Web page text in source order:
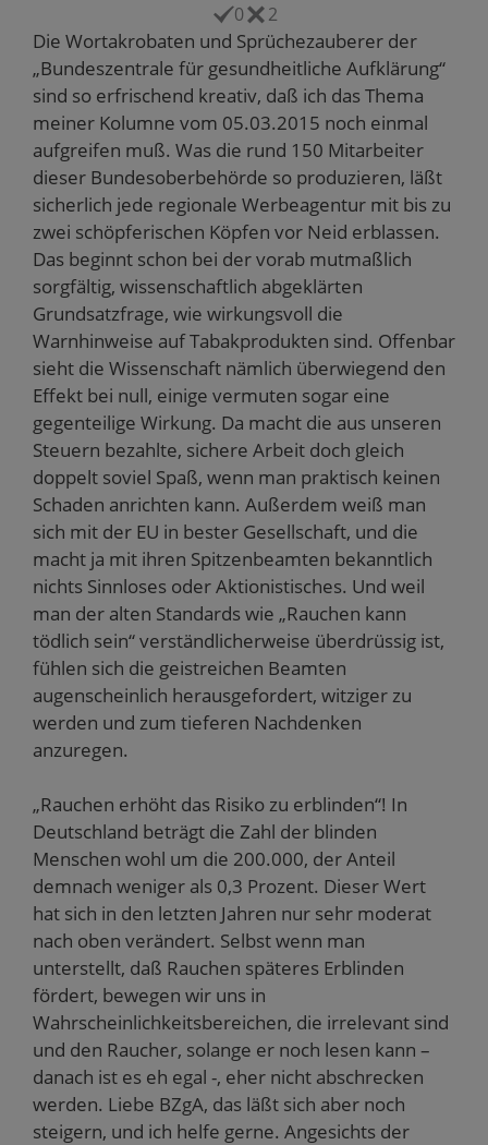
0 2
Die Wortakrobaten und Sprüchezauberer der
„Bundeszentrale für gesundheitliche Aufklärung“
sind so erfrischend kreativ, daß ich das Thema
meiner Kolumne vom 05.03.2015 noch einmal
aufgreifen muß. Was die rund 150 Mitarbeiter
dieser Bundesoberbehörde so produzieren, läßt
sicherlich jede regionale Werbeagentur mit bis zu
zwei schöpferischen Köpfen vor Neid erblassen.
Das beginnt schon bei der vorab mutmaßlich
sorgfältig, wissenschaftlich abgeklärten
Grundsatzfrage, wie wirkungsvoll die
Warnhinweise auf Tabakprodukten sind. Offenbar
sieht die Wissenschaft nämlich überwiegend den
Effekt bei null, einige vermuten sogar eine
gegenteilige Wirkung. Da macht die aus unseren
Steuern bezahlte, sichere Arbeit doch gleich
doppelt soviel Spaß, wenn man praktisch keinen
Schaden anrichten kann. Außerdem weiß man
sich mit der EU in bester Gesellschaft, und die
macht ja mit ihren Spitzenbeamten bekanntlich
nichts Sinnloses oder Aktionistisches. Und weil
man der alten Standards wie „Rauchen kann
tödlich sein“ verständlicherweise überdrüssig ist,
fühlen sich die geistreichen Beamten
augenscheinlich herausgefordert, witziger zu
werden und zum tieferen Nachdenken
anzuregen.
„Rauchen erhöht das Risiko zu erblinden“! In
Deutschland beträgt die Zahl der blinden
Menschen wohl um die 200.000, der Anteil
demnach weniger als 0,3 Prozent. Dieser Wert
hat sich in den letzten Jahren nur sehr moderat
nach oben verändert. Selbst wenn man
unterstellt, daß Rauchen späteres Erblinden
fördert, bewegen wir uns in
Wahrscheinlichkeitsbereichen, die irrelevant sind
und den Raucher, solange er noch lesen kann –
danach ist es eh egal -, eher nicht abschrecken
werden. Liebe BZgA, das läßt sich aber noch
steigern, und ich helfe gerne. Angesichts der